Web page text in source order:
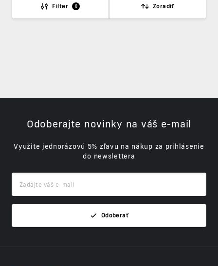
Filter 0 Zoradiť
Odoberajte novinky na váš e-mail
Využite jednorázovú 5% zľavu na nákup za prihlásenie
do newslettera
Odoberať